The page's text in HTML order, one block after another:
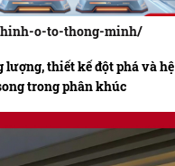
hinh-o-to-thong-minh/
thiết kế đột phá và hệ
trong phân khúc